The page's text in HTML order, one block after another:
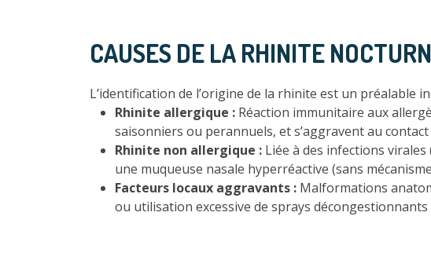
CAUSES DE LA RHINITE
L’identification de l’origine de la rhinite est un préalable
Rhinite allergique : Réaction immunitaire aux
saisonniers ou perannuels, et s’aggravent au
Rhinite non allergique : Liée à des infections
une muqueuse nasale hyperréactive (sans
Facteurs locaux aggravants : Malformations
ou utilisation excessive de sprays